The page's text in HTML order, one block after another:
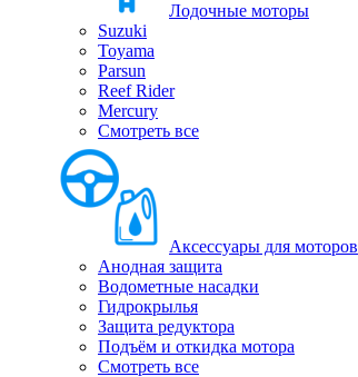
Лодочные моторы
Suzuki
Toyama
Parsun
Reef Rider
Mercury
Смотреть все
Аксессуары для моторов
Анодная защита
Водометные насадки
Гидрокрылья
Защита редуктора
Подъём и откидка мотора
Смотреть все